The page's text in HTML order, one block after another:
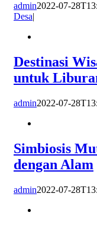
admin2022-07-
Desa|
Destinasi
untuk
admin2022-07-
Simbiosis
dengan Alam
admin2022-07-